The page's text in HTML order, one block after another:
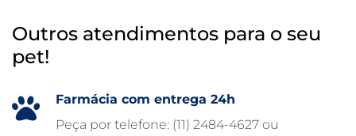
HOSPITAL VETERINÁRIO 24 HORAS
HOSPITAL VETERINÁRIO
FISIOTERAPIA VETERINÁRIA
Outros atendimentos para o seu
pet!
Farmácia com entrega 24h
Peça por telefone: (11) 2484-4627 ou